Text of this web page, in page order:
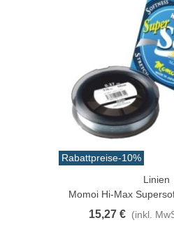
Rabattpreise-10%
Linien
Momoi Hi-Max
15,27 € (inkl.